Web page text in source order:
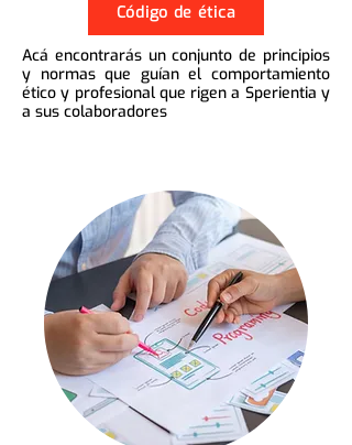
Código de ética
Acá encontrarás un conjunto de principios
y normas que guían el comportamiento
ético y profesional que rigen a Sperientia y
a sus colaboradores